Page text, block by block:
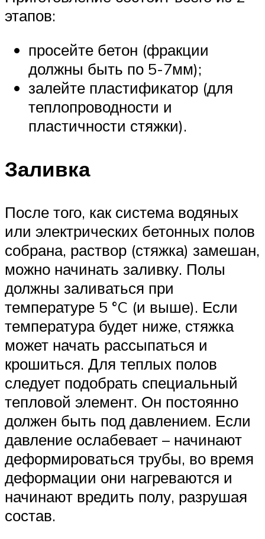
этапов:
просейте бетон (фракции
должны быть по 5-7мм);
залейте пластификатор (для
теплопроводности и
пластичности стяжки).
Заливка
После того, как система водяных
или электрических бетонных полов
собрана, раствор (стяжка) замешан,
можно начинать заливку. Полы
должны заливаться при
температуре 5 °C (и выше). Если
температура будет ниже, стяжка
может начать рассыпаться и
крошиться. Для теплых полов
следует подобрать специальный
тепловой элемент. Он постоянно
должен быть под давлением. Если
давление ослабевает – начинают
деформироваться трубы, во время
деформации они нагреваются и
начинают вредить полу, разрушая
состав.